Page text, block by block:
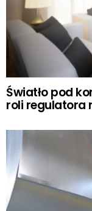
Światło pod
roli regulatora